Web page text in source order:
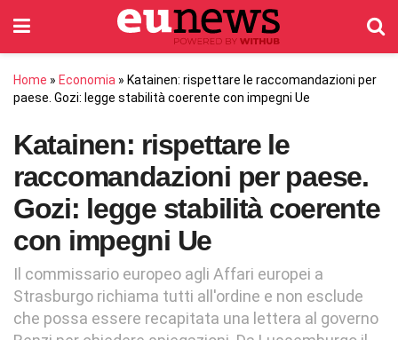
Home » Economia » Katainen: rispettare le raccomandazioni per
paese. Gozi: legge stabilità coerente con impegni Ue
Katainen: rispettare le
raccomandazioni per paese.
Gozi: legge stabilità coerente
con impegni Ue
Il commissario europeo agli Affari europei a
Strasburgo richiama tutti all'ordine e non esclude
che possa essere recapitata una lettera al governo